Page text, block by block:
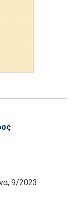
, 9/2023